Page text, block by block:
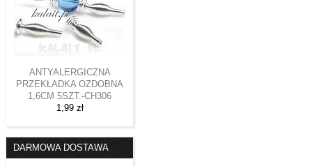
ANTYALERGICZNA
PRZEKŁADKA OZDOBNA
1,6CM 5SZT.-CH306
1,99 zł
DARMOWA DOSTAWA